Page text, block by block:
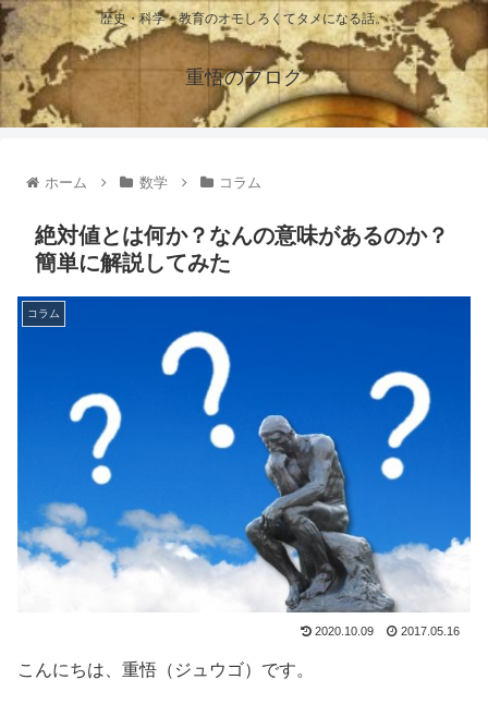
歴史・科学・教育のオモしろくてタメになる話。
重悟のブログ
ホーム 数学 コラム
絶対値とは何か？なんの意味があるのか？
簡単に解説してみた
コラム
2020.10.09 2017.05.16
こんにちは、重悟（ジュウゴ）です。